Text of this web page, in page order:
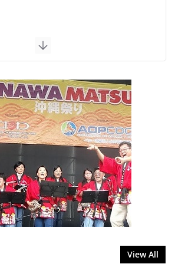
View All